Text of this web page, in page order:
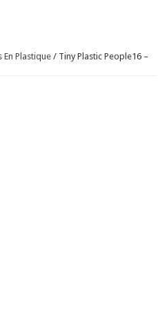
Plastique / Tiny Plastic People16 –